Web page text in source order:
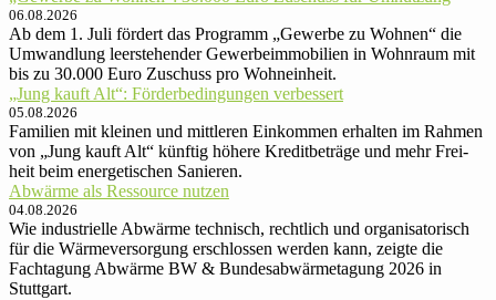
06.08.2026
Ab dem 1. Juli fördert das Programm „Gewerbe zu Wohnen“ die
Umwandlung leerstehender Gewerbeimmobilien in Wohnraum mit
bis zu 30.000 Euro Zuschuss pro Wohneinheit.
„Jung kauft Alt“: Förder­be­din­gun­gen ver­bessert
05.08.2026
Familien mit kleinen und mittle­ren Ein­kom­men er­hal­ten im Rah­men
von „Jung kauft Alt“ künftig höhere Kredit­be­träge und mehr Frei­
heit beim ener­ge­ti­schen Sanieren.
Abwärme als Ressource nutzen
04.08.2026
Wie industrielle Abwärme technisch, rechtlich und organisatorisch
für die Wärmeversorgung erschlossen werden kann, zeigte die
Fachtagung Abwärme BW & Bundesabwärmetagung 2026 in
Stuttgart.